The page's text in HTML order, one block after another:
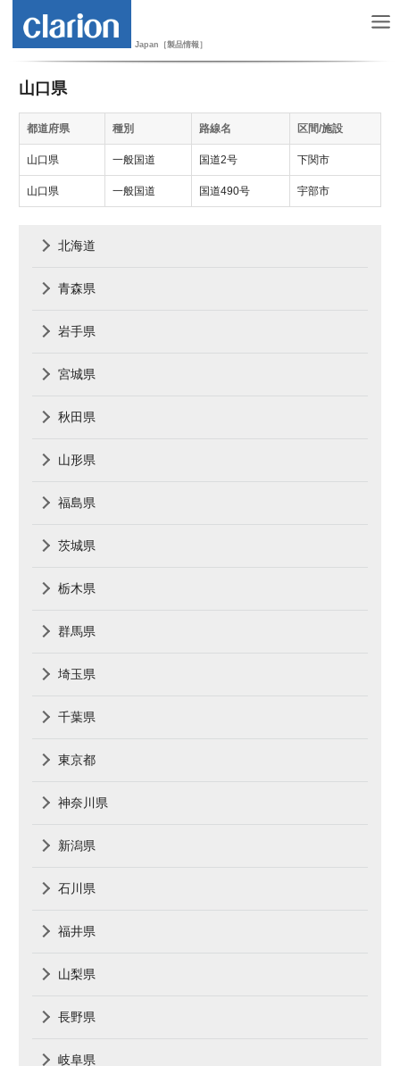
Japan［製品情報］
山口県
都道府県 種別 路線名 区間/施設
山口県 一般国道 国道2号 下関市
山口県 一般国道 国道490号 宇部市
北海道
青森県
岩手県
宮城県
秋田県
山形県
福島県
茨城県
栃木県
群馬県
埼玉県
千葉県
東京都
神奈川県
新潟県
石川県
福井県
山梨県
長野県
岐阜県